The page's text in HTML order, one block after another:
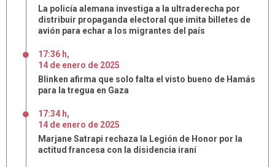
La policía alemana investiga a la ultraderecha por
distribuir propaganda electoral que imita billetes de
avión para echar a los migrantes del país
17:36 h,
14 de enero de 2025
Blinken afirma que solo falta el visto bueno de Hamás
para la tregua en Gaza
17:34 h,
14 de enero de 2025
Marjane Satrapi rechaza la Legión de Honor por la
actitud francesa con la disidencia iraní